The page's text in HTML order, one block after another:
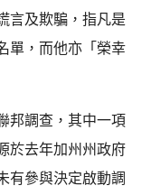
言及欺騙，指凡是
單，而他亦「榮幸
邦調查，其中一項
於去年加州州政府
有參與決定啟動調